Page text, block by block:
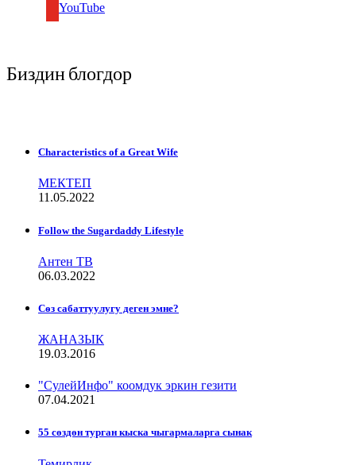
YouTube
Биздин блогдор
Characteristics of a Great Wife
МЕКТЕП
11.05.2022
Follow the Sugardaddy Lifestyle
Антен ТВ
06.03.2022
Сѳз сабаттуулугу деген эмне?
ЖАНАЗЫК
19.03.2016
"СулейИнфо" коомдук эркин гезити
07.04.2021
55 сөздөн турган кыска чыгармаларга сынак